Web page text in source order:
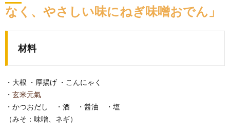
なく、やさしい味にねぎ味噌おでん」
材料
・大根 ・厚揚げ ・こんにゃく
・ 玄米元氣
・かつおだし ・酒 ・醤油 ・塩
（みそ：味噌、ネギ）